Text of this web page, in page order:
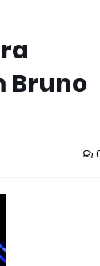
Bruno